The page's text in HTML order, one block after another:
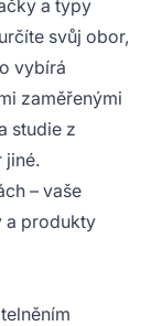
a typy
svůj obor,
vybírá
zaměřenými
studie z
jiné.
– vaše
a produkty